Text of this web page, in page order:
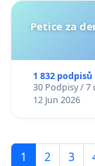
Petice za
1 832 podpisů
30 Podpisy / 7
12 Jun 2026
1 2 3